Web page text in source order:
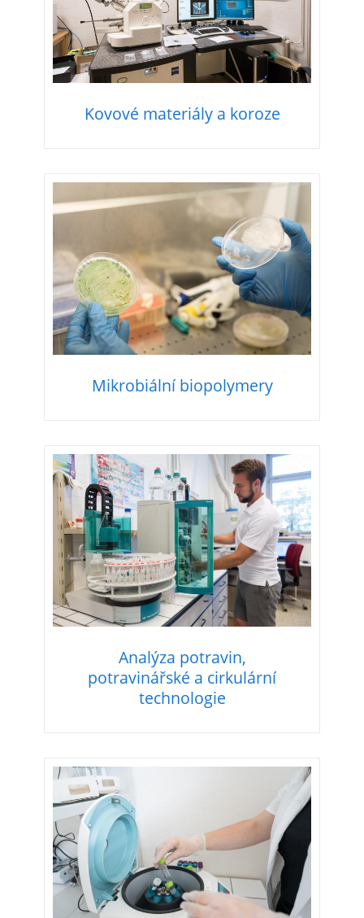
Kovové materiály a koroze
Mikrobiální biopolymery
Analýza potravin,
potravinářské a cirkulární
technologie